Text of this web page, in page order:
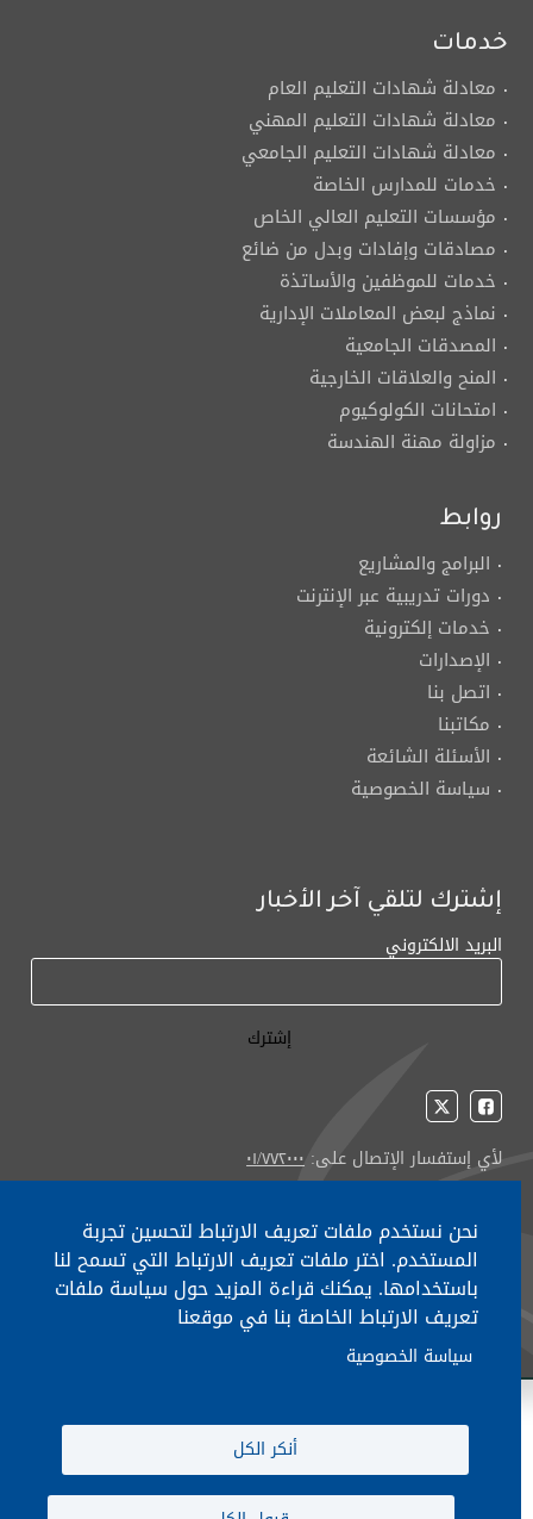
خدمات
معادلة شهادات التعليم العام
معادلة شهادات التعليم المهني
معادلة شهادات التعليم الجامعي
خدمات للمدارس الخاصة
مؤسسات التعليم العالي الخاص
مصادقات وإفادات وبدل من ضائع
خدمات للموظفين والأساتذة
نماذج لبعض المعاملات الإدارية
المصدقات الجامعية
المنح والعلاقات الخارجية
امتحانات الكولوكيوم
مزاولة مهنة الهندسة
روابط
البرامج والمشاريع
دورات تدريبية عبر الإنترنت
خدمات إلكترونية
الإصدارات
اتصل بنا
مكاتبنا
الأسئلة الشائعة
سياسة الخصوصية
إشترك لتلقي آخر الأخبار
البريد الالكتروني
لأي إستفسار الإتصال على:٠١/٧٧٢٠٠٠
جميع الحقوق محفوظة © 2026 , وزارة التربية والتعليم العالي، لبنان.
انشأ من قبلICT
نحن نستخدم ملفات تعريف الارتباط لتحسين تجربة
المستخدم. اختر ملفات تعريف الارتباط التي تسمح لنا
باستخدامها. يمكنك قراءة المزيد حول سياسة ملفات
تعريف الارتباط الخاصة بنا في موقعنا
سياسة الخصوصية
أنكر الكل